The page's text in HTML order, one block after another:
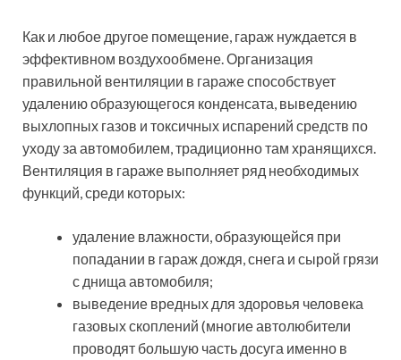
Как и любое другое помещение, гараж нуждается в
эффективном воздухообмене. Организация
правильной вентиляции в гараже способствует
удалению образующегося конденсата, выведению
выхлопных газов и токсичных испарений средств по
уходу за автомобилем, традиционно там хранящихся.
Вентиляция в гараже выполняет ряд необходимых
функций, среди которых:
удаление влажности, образующейся при
попадании в гараж дождя, снега и сырой грязи
с днища автомобиля;
выведение вредных для здоровья человека
газовых скоплений (многие автолюбители
проводят большую часть досуга именно в